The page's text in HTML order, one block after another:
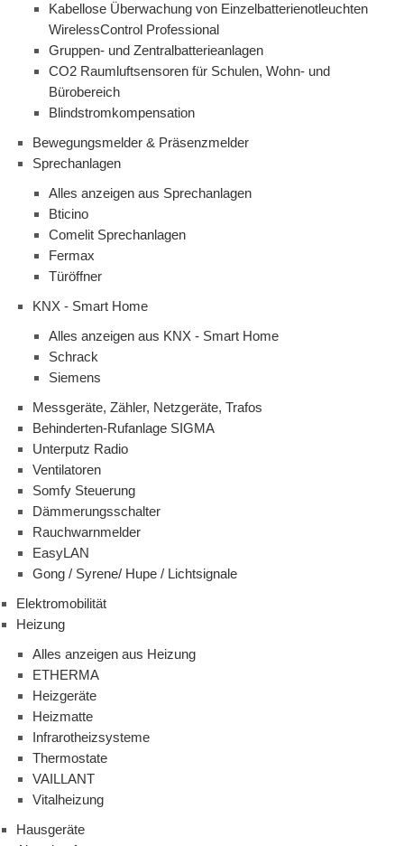
Kabellose Überwachung von Einzelbatterienotleuchten
WirelessControl Professional
Gruppen- und Zentralbatterieanlagen
CO2 Raumluftsensoren für Schulen, Wohn- und
Bürobereich
Blindstromkompensation
Bewegungsmelder & Präsenzmelder
Sprechanlagen
Alles anzeigen aus Sprechanlagen
Bticino
Comelit Sprechanlagen
Fermax
Türöffner
KNX - Smart Home
Alles anzeigen aus KNX - Smart Home
Schrack
Siemens
Messgeräte, Zähler, Netzgeräte, Trafos
Behinderten-Rufanlage SIGMA
Unterputz Radio
Ventilatoren
Somfy Steuerung
Dämmerungsschalter
Rauchwarnmelder
EasyLAN
Gong / Syrene/ Hupe / Lichtsignale
Elektromobilität
Heizung
Alles anzeigen aus Heizung
ETHERMA
Heizgeräte
Heizmatte
Infrarotheizsysteme
Thermostate
VAILLANT
Vitalheizung
Hausgeräte